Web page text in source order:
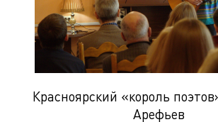
Красноярский «король
Арефьев